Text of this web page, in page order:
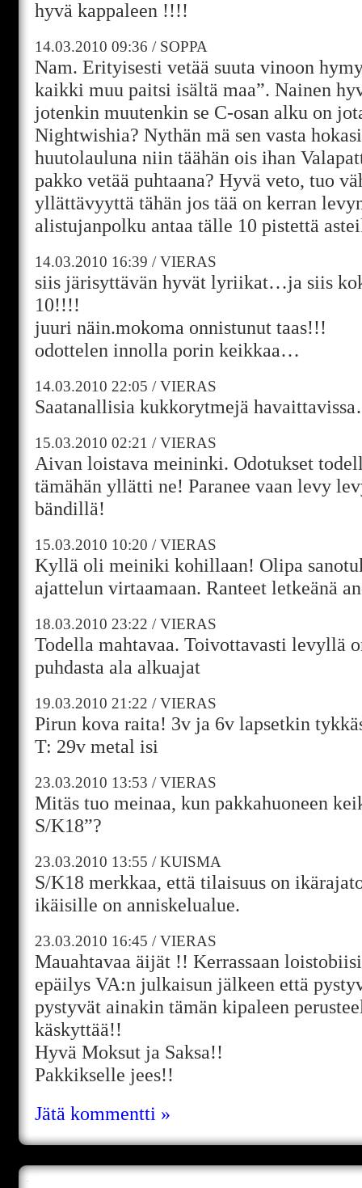
hyvä kappaleen !!!!
14.03.2010 09:36 / SOPPA
Nam. Erityisesti vetää suuta vinoon
kaikki muu paitsi isältä maa”. Nainen
jotenkin muutenkin se C-osan alku on
Nightwishia? Nythän mä sen vasta
huutolauluna niin täähän ois ihan
pakko vetää puhtaana? Hyvä veto, tuo
yllättävyyttä tähän jos tää on kerran
alistujanpolku antaa tälle 10 pistettä
14.03.2010 16:39 /VIERAS
siis järisyttävän hyvät lyriikat…ja siis
10!!!!
juuri näin.mokoma onnistunut taas!!!
odottelen innolla porin keikkaa…
14.03.2010 22:05 /VIERAS
Saatanallisia kukkorytmejä
15.03.2010 02:21 /VIERAS
Aivan loistava meininki. Odotukset
tämähän yllätti ne! Paranee vaan levy
bändillä!
15.03.2010 10:20 /VIERAS
Kyllä oli meiniki kohillaan! Olipa
ajattelun virtaamaan. Ranteet letkeänä
18.03.2010 23:22 /VIERAS
Todella mahtavaa. Toivottavasti levyllä
puhdasta ala alkuajat
19.03.2010 21:22 /VIERAS
Pirun kova raita! 3v ja 6v lapsetkin
T: 29v metal isi
23.03.2010 13:53 /VIERAS
Mitäs tuo meinaa, kun pakkahuoneen
S/K18”?
23.03.2010 13:55 /KUISMA
S/K18 merkkaa, että tilaisuus on
ikäisille on anniskelualue.
23.03.2010 16:45 /VIERAS
Mauahtavaa äijät !! Kerrassaan
epäilys VA:n julkaisun jälkeen että
pystyvät ainakin tämän kipaleen
käskyttää!!
Hyvä Moksut ja Saksa!!
Pakkikselle jees!!
Jätä kommentti »